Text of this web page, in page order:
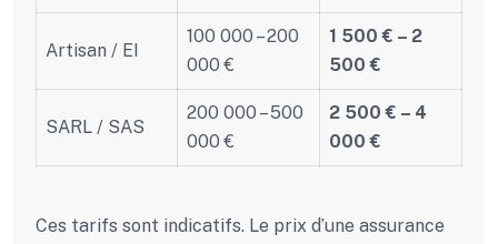
Artisan / EI
100 000 – 200
000 €
1 500 € – 2
500 €
SARL / SAS
200 000 – 500
000 €
2 500 € – 4
000 €
Ces tarifs sont indicatifs. Le prix d’une assurance